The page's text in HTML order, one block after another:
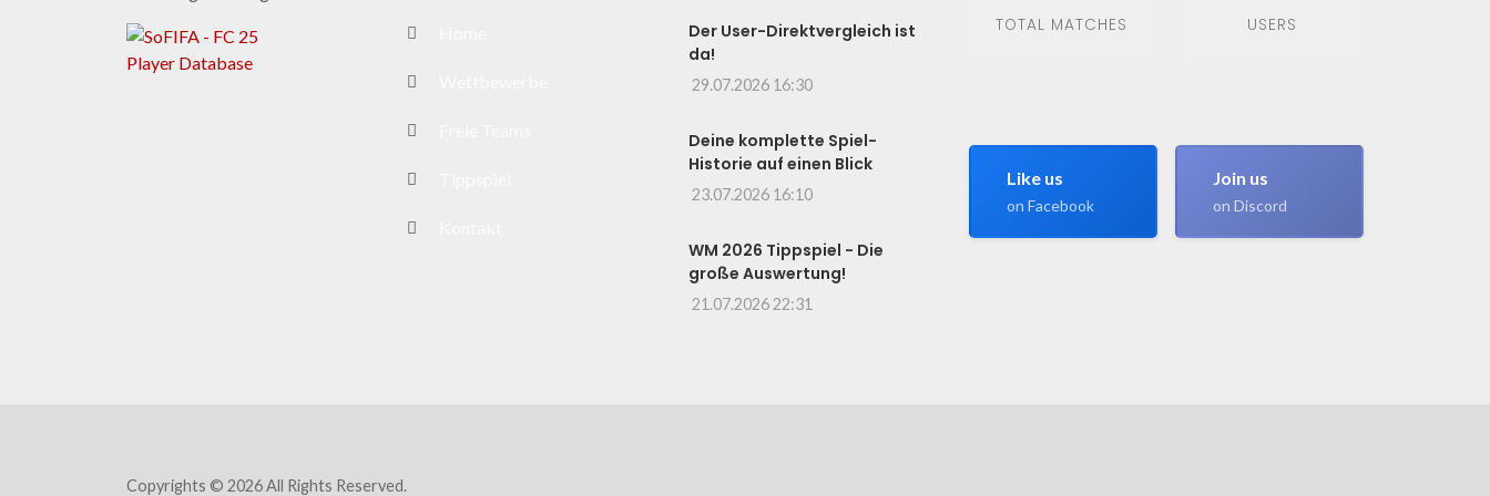
Der User-Direktvergleich ist
da!
29.07.2026 16:30
Deine komplette Spiel-
Historie auf einen Blick
23.07.2026 16:10
WM 2026 Tippspiel - Die
große Auswertung!
21.07.2026 22:31
TOTAL MATCHES USERS
Like us
on Facebook
Join us
on Discord
Copyrights © 2026 All Rights Reserved.